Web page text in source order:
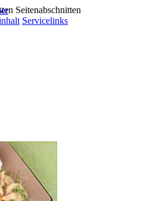
Seitenabschnitten
Servicelinks